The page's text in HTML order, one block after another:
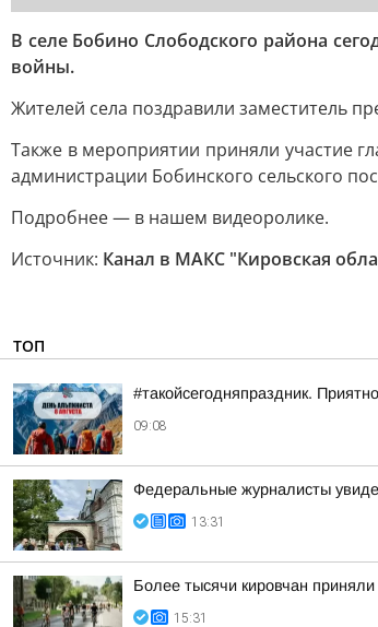
В селе Бобино Слободского района
войны.
Жителей села поздравили заместитель
Также в мероприятии приняли участие
администрации Бобинского сельского
Подробнее — в нашем видеоролике.
Источник: Канал в МАКС "Кировская
ТОП
#такойсегодняпраздник.
09:08
Федеральные журналисты
13:31
Более тысячи кировчан
15:31